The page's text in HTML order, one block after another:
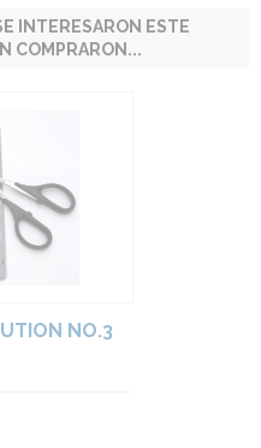
INTERESARON ESTE
COMPRARON...
NO.3